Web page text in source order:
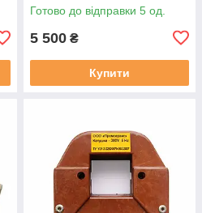
Готово до відправки 5 од.
5 500 ₴
Купити